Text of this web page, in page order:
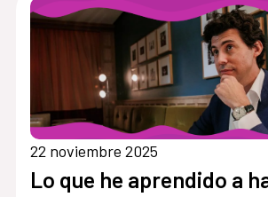
22 noviembre 2025
Lo que he aprendido a